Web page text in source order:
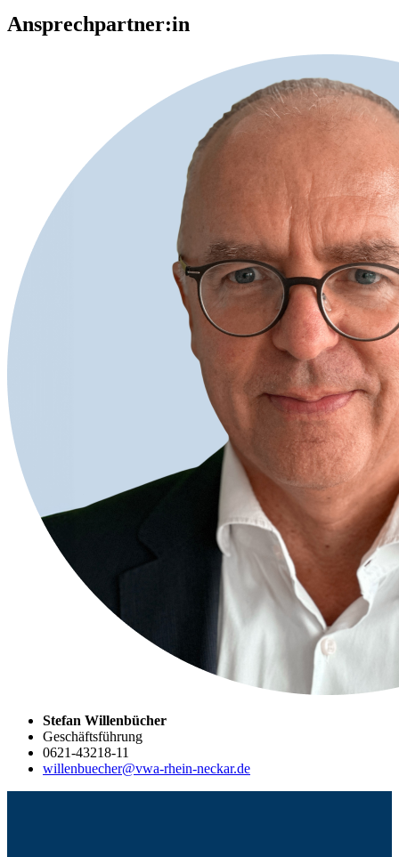
Ansprechpartner:in
Stefan Willenbücher
Geschäftsführung
0621-43218-11
willenbuecher@vwa-rhein-neckar.de